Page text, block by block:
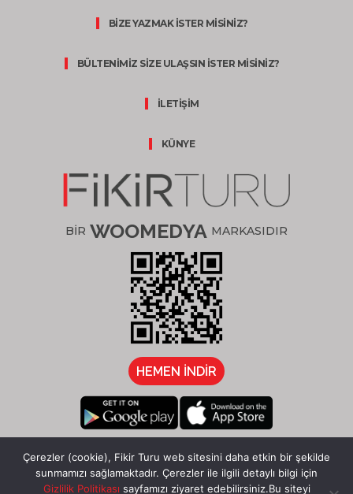
BİZE YAZMAK İSTER MİSİNİZ?
BÜLTENİMİZ SİZE ULAŞSIN İSTER MİSİNİZ?
İLETİŞİM
KÜNYE
BİR WOOMEDYA MARKASIDIR
HEMEN İNDİR
Çerezler (cookie), Fikir Turu web sitesini daha etkin bir şekilde
sunmamızı sağlamaktadır. Çerezler ile ilgili detaylı bilgi için
Gizlilik Politikası sayfamızı ziyaret edebilirsiniz.Bu siteyi